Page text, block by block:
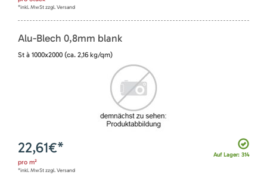
*inkl. MwSt zzgl. Versand
Alu-Blech 0,8mm blank
St à 1000x2000 (ca. 2,16 kg/qm)
Auf Lager: 314
22,61€*
pro m²
*inkl. MwSt zzgl. Versand